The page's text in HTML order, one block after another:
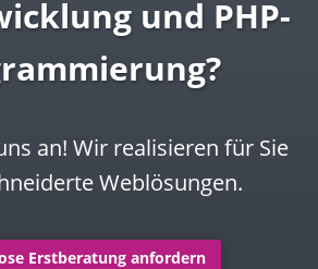
und PHP-
an! Wir realisieren für Sie
Weblösungen.
Erstberatung anfordern